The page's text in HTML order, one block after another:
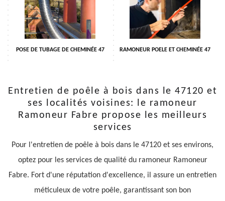
POSE DE TUBAGE DE CHEMINÉE 47 RAMONEUR POELE ET CHEMINÉE 47
Entretien de poêle à bois dans le 47120 et
ses localités voisines: le ramoneur
Ramoneur Fabre propose les meilleurs
services
Pour l'entretien de poêle à bois dans le 47120 et ses environs,
optez pour les services de qualité du ramoneur Ramoneur
Fabre. Fort d'une réputation d'excellence, il assure un entretien
méticuleux de votre poêle, garantissant son bon